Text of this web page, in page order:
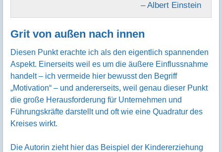
– Albert Einstein
Grit von außen nach innen
Diesen Punkt erachte ich als den eigentlich spannenden
Aspekt. Einerseits weil es um die äußere Einflussnahme
handelt – ich vermeide hier bewusst den Begriff
„Motivation“ – und andererseits, weil genau dieser Punkt
die große Herausforderung für Unternehmen und
Führungskräfte darstellt und oft wie eine Quadratur des
Kreises wirkt.
Die Autorin zieht hier das Beispiel der Kindererziehung